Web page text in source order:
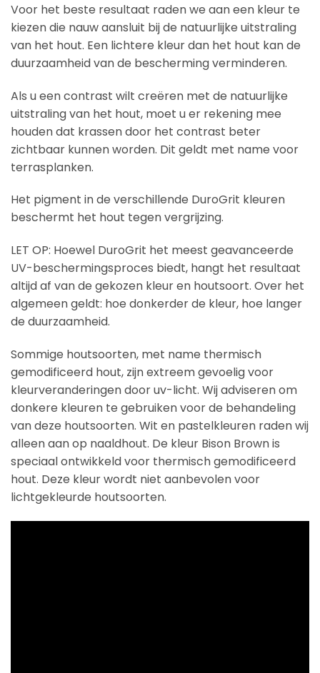
Voor het beste resultaat raden we aan een kleur te
kiezen die nauw aansluit bij de natuurlijke uitstraling
van het hout. Een lichtere kleur dan het hout kan de
duurzaamheid van de bescherming verminderen.
Als u een contrast wilt creëren met de natuurlijke
uitstraling van het hout, moet u er rekening mee
houden dat krassen door het contrast beter
zichtbaar kunnen worden. Dit geldt met name voor
terrasplanken.
Het pigment in de verschillende DuroGrit kleuren
beschermt het hout tegen vergrijzing.
LET OP: Hoewel DuroGrit het meest geavanceerde
UV-beschermingsproces biedt, hangt het resultaat
altijd af van de gekozen kleur en houtsoort. Over het
algemeen geldt: hoe donkerder de kleur, hoe langer
de duurzaamheid.
Sommige houtsoorten, met name thermisch
gemodificeerd hout, zijn extreem gevoelig voor
kleurveranderingen door uv-licht. Wij adviseren om
donkere kleuren te gebruiken voor de behandeling
van deze houtsoorten. Wit en pastelkleuren raden wij
alleen aan op naaldhout. De kleur Bison Brown is
speciaal ontwikkeld voor thermisch gemodificeerd
hout. Deze kleur wordt niet aanbevolen voor
lichtgekleurde houtsoorten.